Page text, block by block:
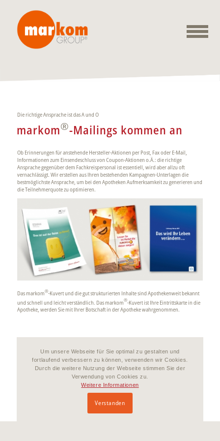
Die richtige Ansprache ist das A und O
markom®-Mailings kommen an
Ob Erinnerungen für anstehende Hersteller-Aktionen per Post, Fax oder E-Mail,
Informationen zum Einsendeschluss von Coupon-Aktionen o.Ä.: die richtige
Ansprache gegenüber dem Fachkreispersonal ist essentiell, wird aber allzu oft
vernachlässigt. Wir erstellen aus Ihren bestehenden Kampagnen-Unterlagen die
bestmöglichste Ansprache, um bei den Apotheken Aufmerksamkeit zu generieren und
die Teilnehmerquote zu optimieren.
Das markom®-Kuvert und die gut strukturierten Inhalte sind Apothekenweit bekannt
und schnell und leicht verständlich. Das markom®-Kuvert ist Ihre Eintrittskarte in die
Apotheke, werden Sie mit Ihrer Botschaft in der Apotheke wahrgenommen.
Um unsere Webseite für Sie optimal zu gestalten und
fortlaufend verbessern zu können, verwenden wir Cookies.
Durch die weitere Nutzung der Webseite stimmen Sie der
Verwendung von Cookies zu.
Weitere Informationen
Verstanden